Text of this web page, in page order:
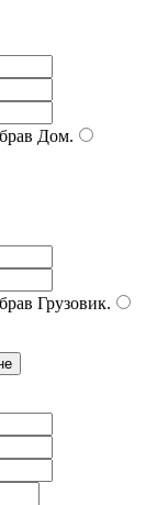
Дом.
Грузовик.